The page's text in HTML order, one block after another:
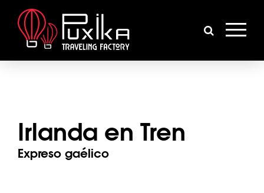
Irlanda en Tren
Expreso gaélico